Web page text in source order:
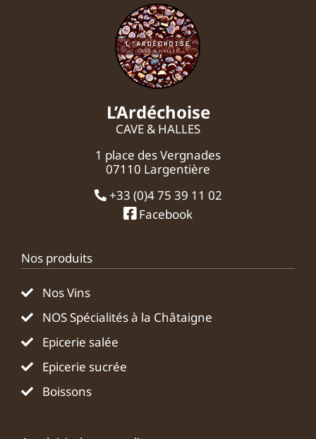
L’Ardéchoise
CAVE & HALLES
1 place des Vergnades
07110 Largentière
+33 (0)4 75 39 11 02
Facebook
Nos produits
Nos Vins
NOS Spécialités à la Châtaigne
Epicerie salée
Epicerie sucrée
Boissons